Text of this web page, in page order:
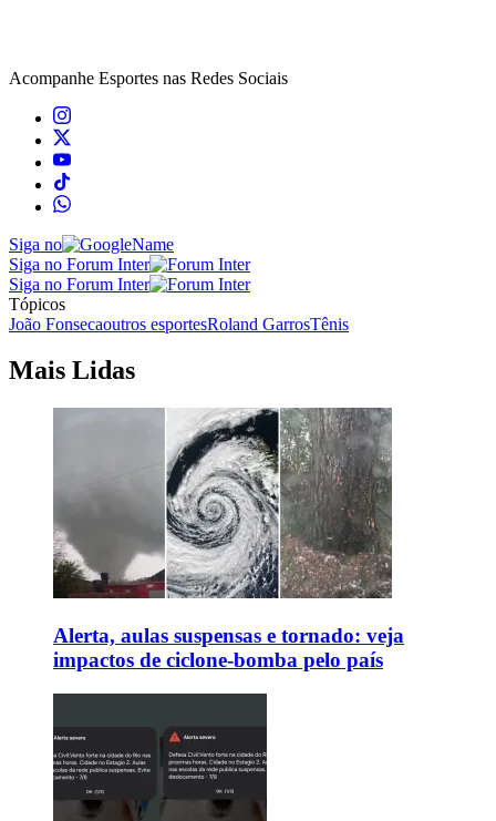
Acompanhe Esportes nas Redes Sociais
Siga no
Siga no Forum Inter
Siga no Forum Inter
Tópicos
João Fonsecaoutros esportesRoland GarrosTênis
Mais Lidas
Alerta, aulas suspensas e tornado: veja
impactos de ciclone-bomba pelo país